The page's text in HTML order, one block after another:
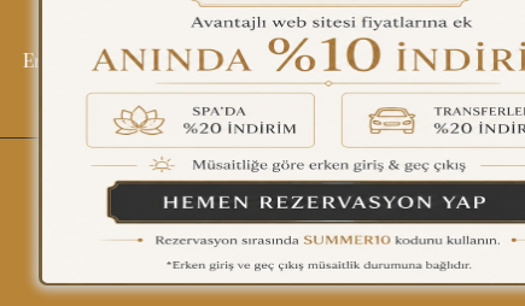
Blog İletişim Politikalar
English